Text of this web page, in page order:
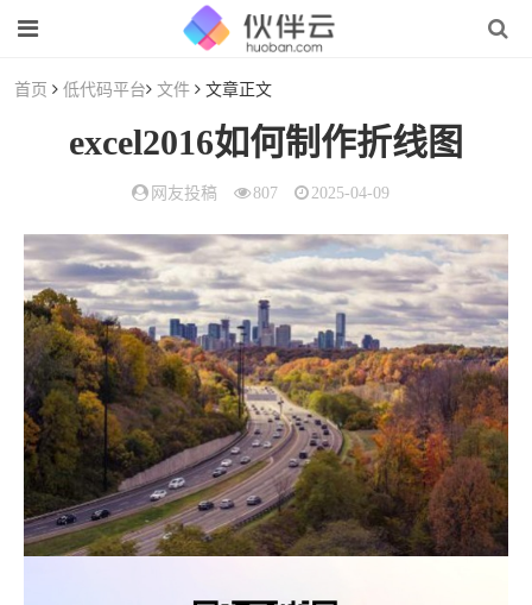
首页 低代码平台 文件 文章正文
excel2016如何制作折线图
网友投稿 807 2025-04-09